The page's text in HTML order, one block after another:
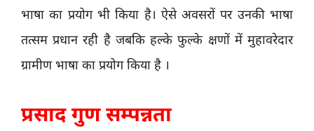
भाषा का प्रयोग भी किया है। ऐसे अवसरों पर उनकी भाषा
तत्सम प्रधान रही है जबकि हल्के फुल्के क्षणों में मुहावरेदार
ग्रामीण भाषा का प्रयोग किया है ।
प्रसाद गुण सम्पन्नता